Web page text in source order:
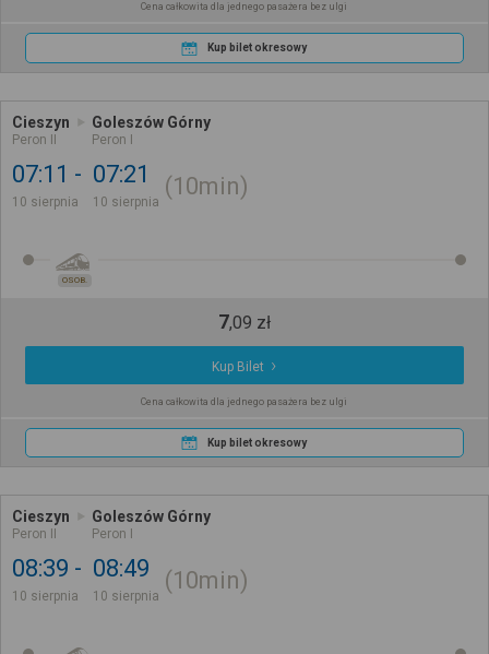
Cena całkowita dla jednego pasażera bez ulgi
Kup bilet okresowy
Cieszyn
Peron II
Goleszów Górny
Peron I
07:11
10 sierpnia
07:21
10 sierpnia
10min
OSOB.
7,09 zł
Kup Bilet
Cena całkowita dla jednego pasażera bez ulgi
Kup bilet okresowy
Cieszyn
Peron II
Goleszów Górny
Peron I
08:39
10 sierpnia
08:49
10 sierpnia
10min